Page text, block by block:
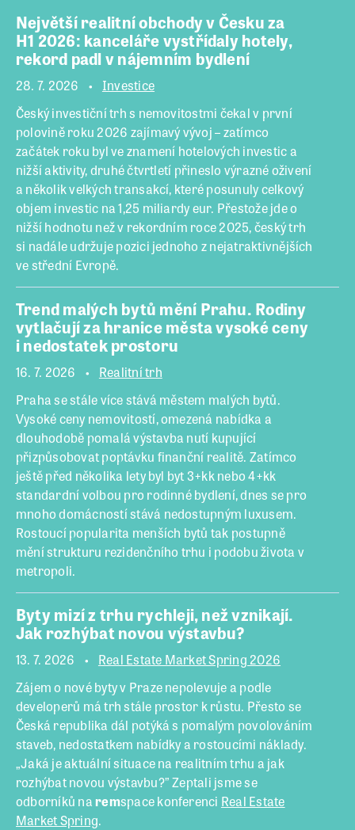
Největší realitní obchody v Česku za
H1 2026: kanceláře vystřídaly hotely,
rekord padl v nájemním bydlení
28. 7. 2026
Investice
Český investiční trh s nemovitostmi čekal v první
polovině roku 2026 zajímavý vývoj – zatímco
začátek roku byl ve znamení hotelových investic a
nižší aktivity, druhé čtvrtletí přineslo výrazné oživení
a několik velkých transakcí, které posunuly celkový
objem investic na 1,25 miliardy eur. Přestože jde o
nižší hodnotu než v rekordním roce 2025, český trh
si nadále udržuje pozici jednoho z nejatraktivnějších
ve střední Evropě.
Trend malých bytů mění Prahu. Rodiny
vytlačují za hranice města vysoké ceny
i nedostatek prostoru
16. 7. 2026
Realitní trh
Praha se stále více stává městem malých bytů.
Vysoké ceny nemovitostí, omezená nabídka a
dlouhodobě pomalá výstavba nutí kupující
přizpůsobovat poptávku finanční realitě. Zatímco
ještě před několika lety byl byt 3+kk nebo 4+kk
standardní volbou pro rodinné bydlení, dnes se pro
mnoho domácností stává nedostupným luxusem.
Rostoucí popularita menších bytů tak postupně
mění strukturu rezidenčního trhu i podobu života v
metropoli.
Byty mizí z trhu rychleji, než vznikají.
Jak rozhýbat novou výstavbu?
13. 7. 2026
Real Estate Market Spring 2026
Zájem o nové byty v Praze nepolevuje a podle
developerů má trh stále prostor k růstu. Přesto se
Česká republika dál potýká s pomalým povolováním
staveb, nedostatkem nabídky a rostoucími náklady.
„Jaká je aktuální situace na realitním trhu a jak
rozhýbat novou výstavbu?” Zeptali jsme se
odborníků naremspace konferenci Real Estate
Market Spring.